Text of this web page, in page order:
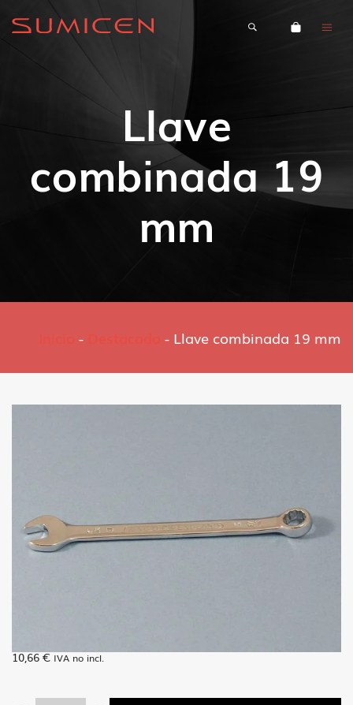
Llave
combinada 19
mm
- - Llave combinada 19 mm
10,66€ IVA no incl.